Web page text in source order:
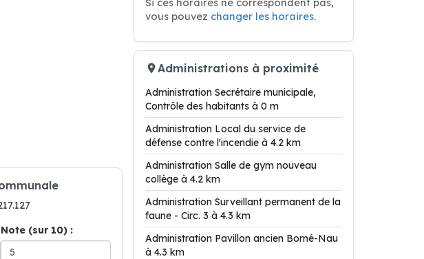
Note (sur 10) :
vous pouvez changer les horaires.
Administrations à proximité
Administration Secrétaire municipale,
Contrôle des habitants à 0 m
Administration Local du service de
défense contre l'incendie à 4.2 km
Administration Salle de gym nouveau
collège à 4.2 km
Administration Surveillant permanent de la
faune - Circ. 3 à 4.3 km
Administration Pavillon ancien Borné-Nau
à 4.3 km